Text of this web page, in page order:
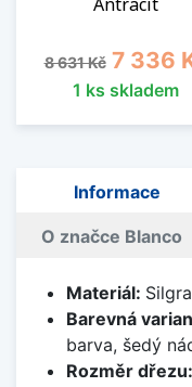
Antracit
Běžná cena
8 631 Kč Cena
7 336
1 ks skladem
Informace
O značce Blanco
Materiál:
Barevná
barva, šedý
Rozměr dřezu: